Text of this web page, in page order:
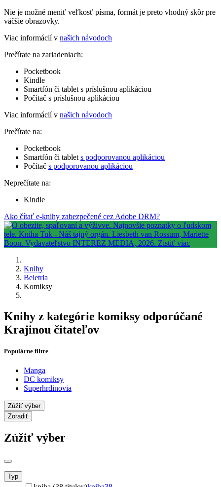
Nie je možné meniť veľkosť písma, formát je preto vhodný skôr pre
väčšie obrazovky.
Viac informácií v našich návodoch
Prečítate na zariadeniach:
Pocketbook
Kindle
Smartfón či tablet s príslušnou aplikáciou
Počítač s príslušnou aplikáciou
Viac informácií v našich návodoch
Prečítate na:
Pocketbook
Smartfón či tablet s podporovanou aplikáciou
Počítač s podporovanou aplikáciou
Neprečítate na:
Kindle
Ako čítať e-knihy zabezpečené cez Adobe DRM?
Knihy
Beletria
Komiksy
Knihy z kategórie komiksy odporúčané
Krajinou čitateľov
Populárne filtre
Manga
DC komiksy
Superhrdinovia
Zúžiť výber
Zoradiť
Zúžiť výber
Typ